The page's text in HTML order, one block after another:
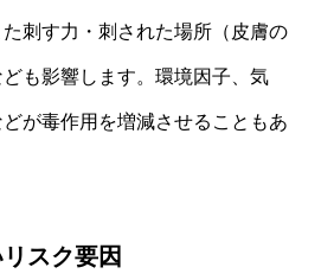
刺す力・刺された場所（皮膚の
も影響します。環境因子、気
が毒作用を増減させることもあ
スク要因